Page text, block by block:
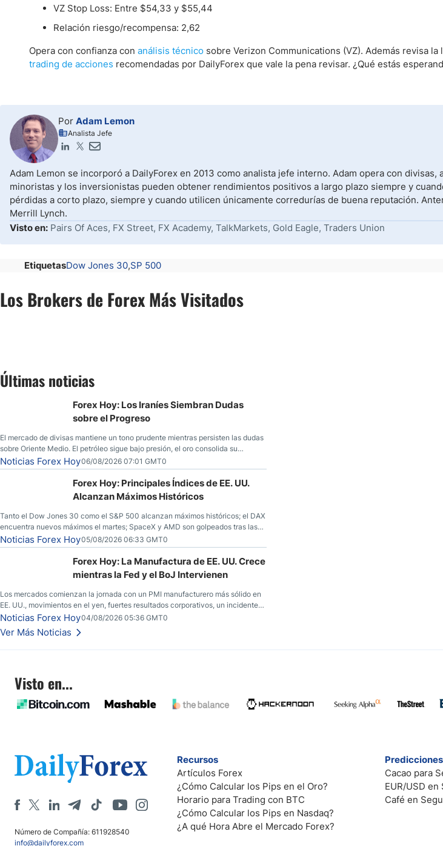
VZ Stop Loss: Entre $54,33 y $55,44
Relación riesgo/recompensa: 2,62
Opera con confianza con análisis técnico sobre Verizon Communications (VZ). Además revisa la
trading de acciones recomendadas por DailyForex que vale la pena revisar. ¿Qué estás
Por Adam Lemon
Analista Jefe
Adam Lemon se incorporó a DailyForex en 2013 como analista jefe interno. Adam opera con
minoristas y los inversionistas pueden obtener rendimientos positivos a largo plazo siempre y
pérdidas a corto plazo, siempre y cuando utilicen únicamente corredurías de buena reputación.
Merrill Lynch.
Visto en: Pairs Of Aces, FX Street, FX Academy, TalkMarkets, Gold Eagle, Traders Union
EtiquetasDow Jones 30 SP 500
Los Brokers de Forex Más Visitados
Últimas noticias
Forex Hoy: Los Iraníes Siembran Dudas
sobre el Progreso
El mercado de divisas mantiene un tono prudente mientras persisten las dudas
sobre Oriente Medio. El petróleo sigue bajo presión, el oro consolida su
fortaleza y los operadores esperan nuevas referencias económicas desde
Estados Unidos.
Noticias Forex Hoy06/08/2026 07:01 GMT0
Forex Hoy: Principales Índices de EE. UU.
Alcanzan Máximos Históricos
Tanto el Dow Jones 30 como el S&P 500 alcanzan máximos históricos; el DAX
encuentra nuevos máximos el martes; SpaceX y AMD son golpeados tras las
llamadas de ganancias; el petróleo crudo cae por debajo de los $80 con
nuevas esperanzas; el dólar estadounidense continúa intentando estabilizarse
frente al yen; el peso mexicano ve un repunte a medida que las tasas caen en
Noticias Forex Hoy05/08/2026 06:33 GMT0
Forex Hoy: La Manufactura de EE. UU. Crece
mientras la Fed y el BoJ Intervienen
Los mercados comienzan la jornada con un PMI manufacturero más sólido en
EE. UU., movimientos en el yen, fuertes resultados corporativos, un incidente
de seguridad en Bitcoin y nuevas señales desde el mercado del petróleo.
Noticias Forex Hoy04/08/2026 05:36 GMT0
Ver Más Noticias
Visto en...
Número de Compañía: 611928540
info@dailyforex.com
Recursos
Artículos Forex
¿Cómo Calcular los Pips en el Oro?
Horario para Trading con BTC
¿Cómo Calcular los Pips en Nasdaq?
¿A qué Hora Abre el Mercado Forex?
Predicciones
Cacao para
EUR/USD
Café en